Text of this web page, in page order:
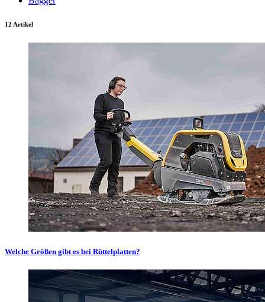
12 Artikel
Welche Größen gibt es bei Rüttelplatten?